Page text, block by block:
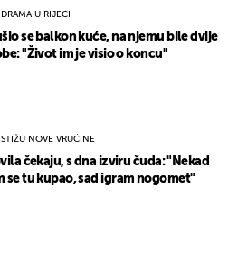
DRAMA U RIJECI
se balkon kuće, na njemu bile dvije
"Život im je visio o koncu"
STIŽU NOVE VRUĆINE
čekaju, s dna izviru čuda: "Nekad
se tu kupao, sad igram nogomet"